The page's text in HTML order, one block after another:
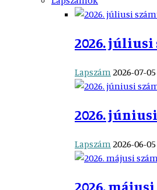
2026.
Lapszám 2026-07-05
2026.
Lapszám 2026-06-05
2026.